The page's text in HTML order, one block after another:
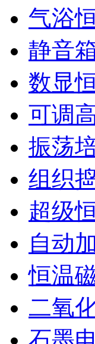
气浴
静音
数显
可调
振荡
组织
超级
自动
恒温
二氧